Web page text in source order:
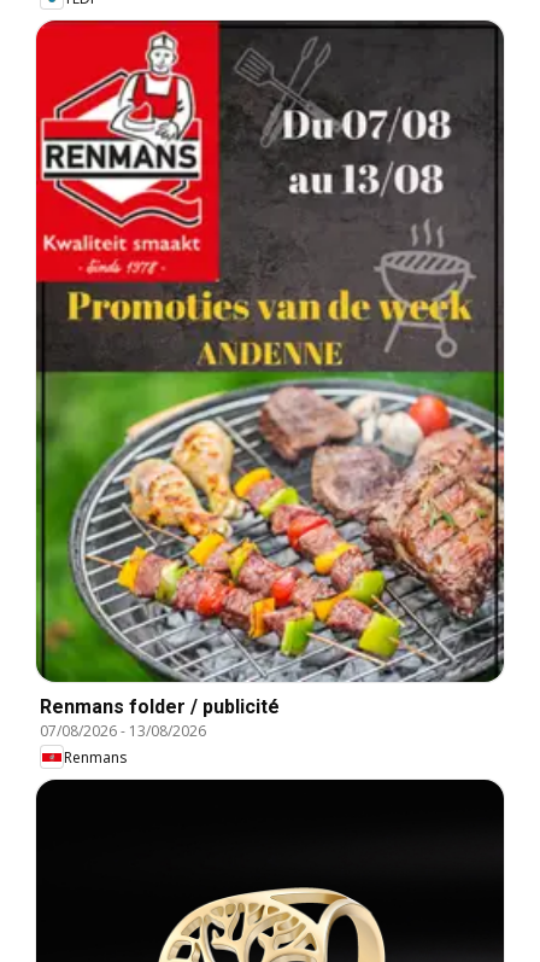
Renmans folder / publicité
07/08/2026- 13/08/2026
Renmans